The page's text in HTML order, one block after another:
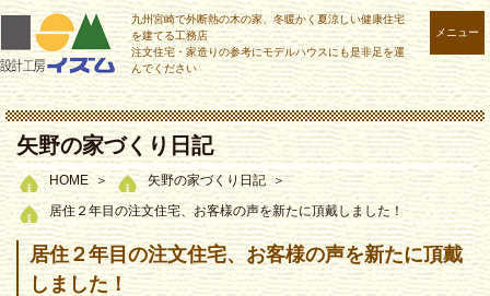
メニュー
九州宮崎で外断熱の木の家、冬暖かく夏涼しい健康住宅
を建てる工務店
注文住宅・家造りの参考にモデルハウスにも是非足を運
んでください
矢野の家づくり日記
HOME
矢野の家づくり日記
居住２年目の注文住宅、お客様の声を新たに頂戴しました！
居住２年目の注文住宅、お客様の声を新たに頂戴
しました！